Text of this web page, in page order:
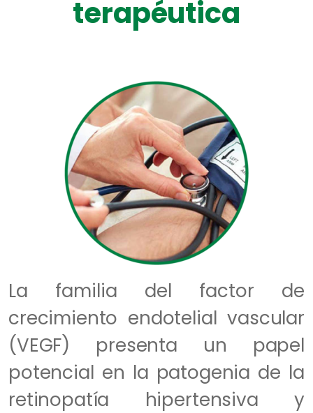
terapéutica
La familia del factor de
crecimiento endotelial vascular
(VEGF) presenta un papel
potencial en la patogenia de la
retinopatía hipertensiva y